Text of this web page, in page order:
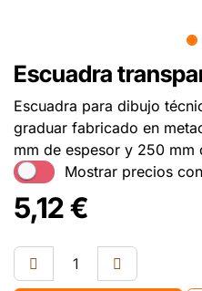
Escuadra
Escuadra para dibujo
graduar fabricado en
mm de espesor y 250 mm
Mostrar precios
5,12€